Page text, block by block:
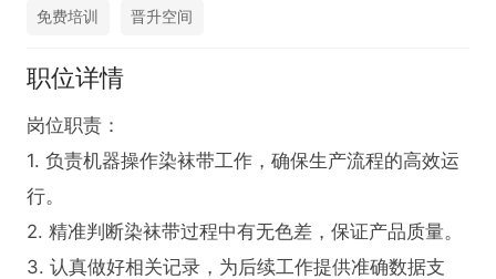
免费培训 晋升空间
职位详情
岗位职责：
1. 负责机器操作染袜带工作，确保生产流程的高效运
行。
2. 精准判断染袜带过程中有无色差，保证产品质量。
3. 认真做好相关记录，为后续工作提供准确数据支